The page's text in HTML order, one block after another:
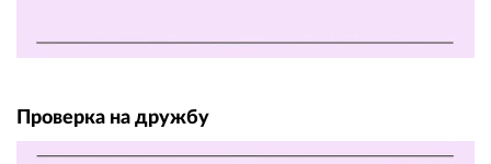
Проверка на дружбу